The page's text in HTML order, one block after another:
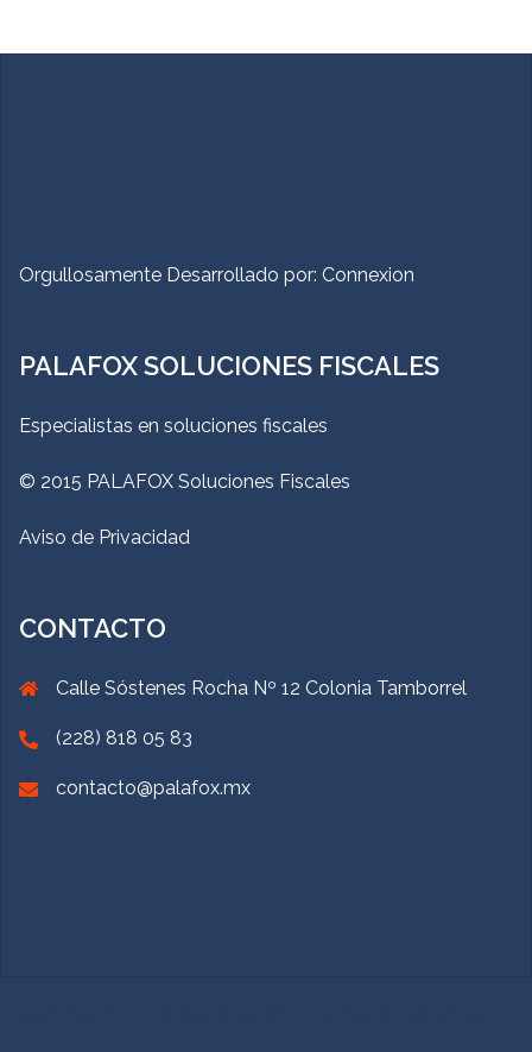
Orgullosamente Desarrollado por: Connexion
PALAFOX SOLUCIONES FISCALES
Especialistas en soluciones fiscales
© 2015 PALAFOX Soluciones Fiscales
Aviso de Privacidad
CONTACTO
Calle Sóstenes Rocha Nº 12 Colonia Tamborrel
(228) 818 05 83
contacto@palafox.mx